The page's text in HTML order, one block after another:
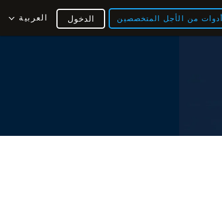
أدوات من الأجل المتخصصين العربية الدخول